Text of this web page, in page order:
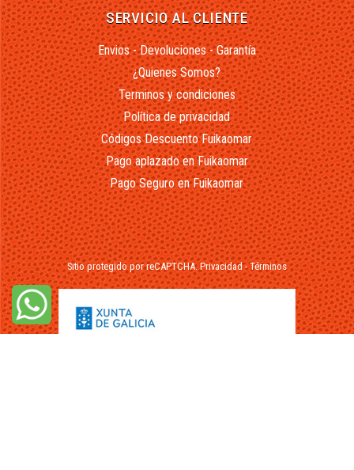
SERVICIO AL CLIENTE
Envios - Devoluciones - Garantía
¿Quienes Somos?
Terminos y condiciones
Política de privacidad
Códigos Descuento Fuikaomar
Pago aplazado en Fuikaomar
Pago Seguro en Fuikaomar
Sitio protegido por reCAPTCHA.Privacidad-Términos